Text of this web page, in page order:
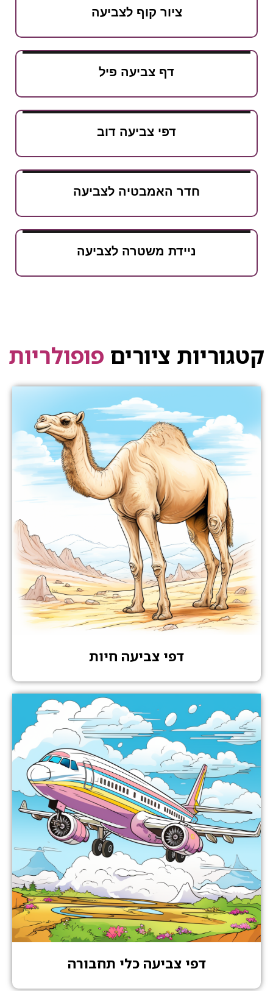
ציור קוף לצביעה
דף צביעה פיל
דפי צביעה דוב
חדר האמבטיה לצביעה
ניידת משטרה לצביעה
קטגוריות ציורים פופולריות
דפי צביעה חיות
דפי צביעה כלי תחבורה